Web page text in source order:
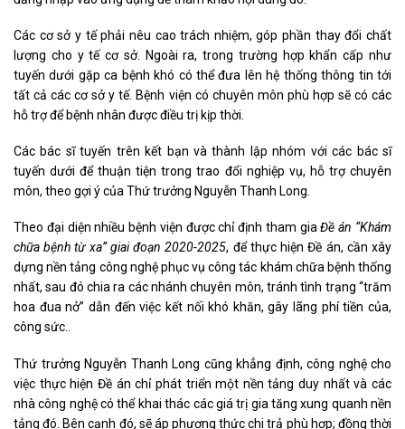
Các cơ sở y tế phải nêu cao trách nhiệm, góp phần thay đổi chất
lượng cho y tế cơ sở. Ngoài ra, trong trường hợp khẩn cấp như
tuyến dưới gặp ca bệnh khó có thể đưa lên hệ thống thông tin tới
tất cả các cơ sở y tế. Bệnh viện có chuyên môn phù hợp sẽ có các
hỗ trợ để bệnh nhân được điều trị kịp thời.
Các bác sĩ tuyến trên kết bạn và thành lập nhóm với các bác sĩ
tuyến dưới để thuận tiện trong trao đổi nghiệp vụ, hỗ trợ chuyên
môn, theo gợi ý của Thứ trưởng Nguyễn Thanh Long.
Theo đại diện nhiều bệnh viện được chỉ định tham giaĐề án “Khám
chữa bệnh từ xa” giai đoạn 2020-2025, để thực hiện Đề án, cần xây
dựng nền tảng công nghệ phục vụ công tác khám chữa bệnh thống
nhất, sau đó chia ra các nhánh chuyên môn, tránh tình trạng “trăm
hoa đua nở” dẫn đến việc kết nối khó khăn, gây lãng phí tiền của,
công sức..
Thứ trưởng Nguyễn Thanh Long cũng khẳng định, công nghệ cho
việc thực hiện Đề án chỉ phát triển một nền tảng duy nhất và các
nhà công nghệ có thể khai thác các giá trị gia tăng xung quanh nền
tảng đó. Bên cạnh đó, sẽ áp phương thức chi trả phù hợp; đồng thời